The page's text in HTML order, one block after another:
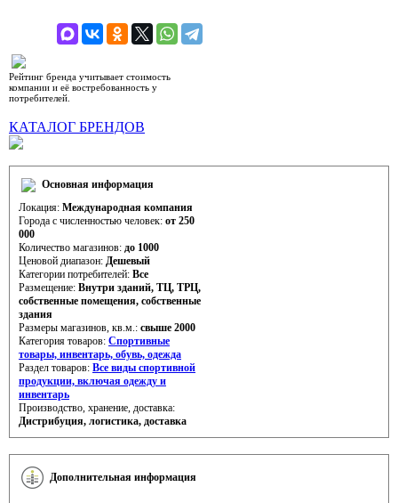
Рейтинг бренда учитывает стоимость
компании и её востребованность у
потребителей.
КАТАЛОГ БРЕНДОВ
Основная информация
Локация: Международная компания
Города с численностью человек: от 250
000
Количество магазинов: до 1000
Ценовой диапазон: Дешевый
Категории потребителей: Все
Размещение: Внутри зданий, ТЦ, ТРЦ,
cобственные помещения, cобственные
здания
Размеры магазинов, кв.м.: свыше 2000
Категория товаров: Спортивные
товары, инвентарь, обувь, одежда
Раздел товаров: Все виды спортивной
продукции, включая одежду и
инвентарь
Производство, хранение, доставка:
Дистрибуция, логистика, доставка
Дополнительная информация